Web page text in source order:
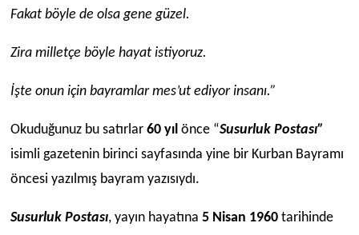
Fakat böyle de olsa gene güzel.
Zira milletçe böyle hayat istiyoruz.
İşte onun için bayramlar mes’ut ediyor insanı.”
Okuduğunuz bu satırlar 60 yıl önce “Susurluk Postası”
isimli gazetenin birinci sayfasında yine bir Kurban Bayramı
öncesi yazılmış bayram yazısıydı.
Susurluk Postası, yayın hayatına 5 Nisan 1960tarihinde